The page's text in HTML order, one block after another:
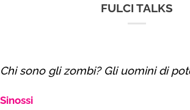
FULCI TALKS
Chi sono gli zombi? Gli uomini di
Sinossi